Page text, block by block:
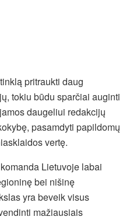
pritraukti daug
tokiu būdu sparčiai auginti
daugeliui redakcijų
pasamdyti papildomų
vertę.
Lietuvoje labai
bei nišinę
yra beveik visus
mažiausiais